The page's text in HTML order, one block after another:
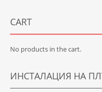
CART
No products in the cart.
ИНСТАЛАЦИЯ НА